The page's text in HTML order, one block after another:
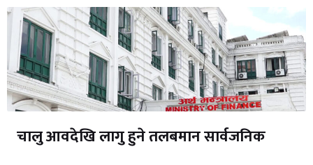
चालु आवदेखि लागु हुने तलबमान सार्वजनिक